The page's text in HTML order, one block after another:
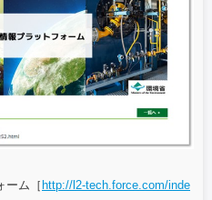
ーム［ http://l2-tech.force.com/inde